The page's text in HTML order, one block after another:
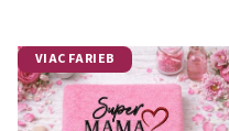
VIAC FARIEB